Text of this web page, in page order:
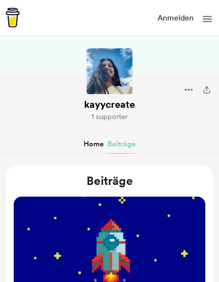
Anmelden
kayycreate
1 supporter
Home Beiträge
Beiträge